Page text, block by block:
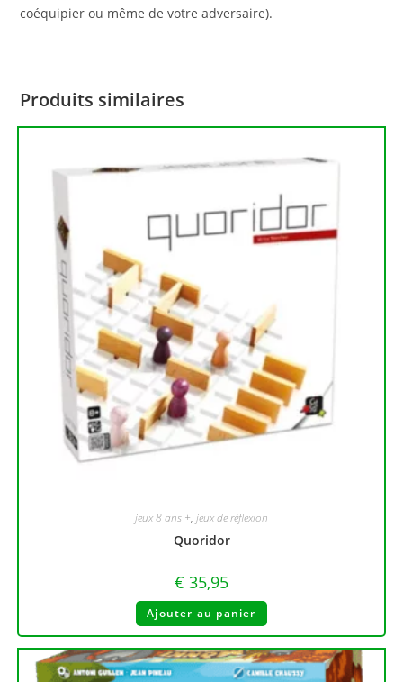
coéquipier ou même de votre adversaire).
Produits similaires
jeux 8 ans +, jeux de réflexion
Quoridor
€ 35,95
Ajouter au panier